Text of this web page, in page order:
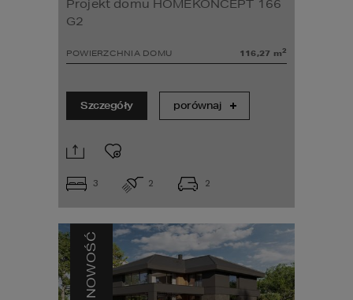
Projekt domu HOMEKONCEPT 166
G2
POWIERZCHNIA DOMU 116,27 m2
3 2 2
Szczegóły porównaj
NOWOŚĆ